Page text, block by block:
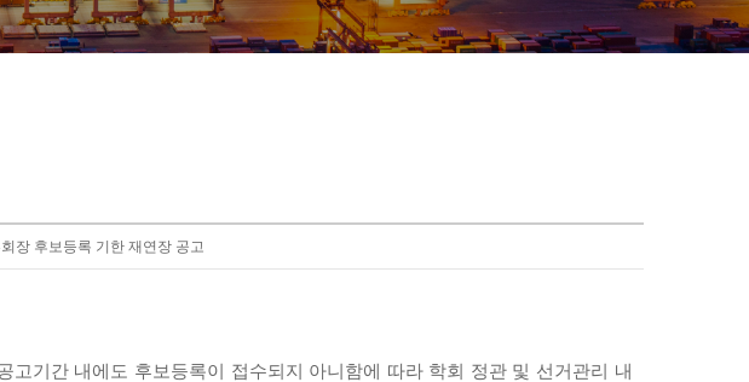
장 후보등록 기한 재연장 공고
고기간 내에도 후보등록이 접수되지 아니함에 따라 학회 정관 및 선거관리 내